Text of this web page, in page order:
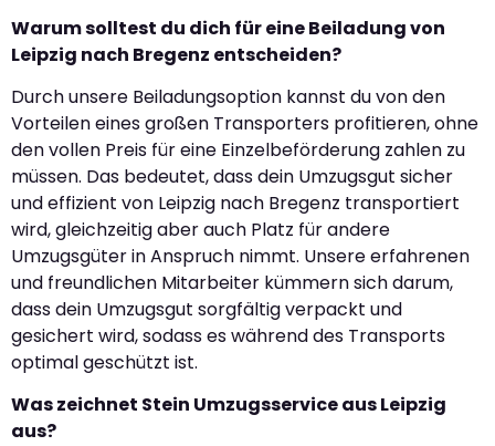
Warum solltest du dich für eine Beiladung von
Leipzig nach Bregenz entscheiden?
Durch unsere Beiladungsoption kannst du von den
Vorteilen eines großen Transporters profitieren, ohne
den vollen Preis für eine Einzelbeförderung zahlen zu
müssen. Das bedeutet, dass dein Umzugsgut sicher
und effizient von Leipzig nach Bregenz transportiert
wird, gleichzeitig aber auch Platz für andere
Umzugsgüter in Anspruch nimmt. Unsere erfahrenen
und freundlichen Mitarbeiter kümmern sich darum,
dass dein Umzugsgut sorgfältig verpackt und
gesichert wird, sodass es während des Transports
optimal geschützt ist.
Was zeichnet Stein Umzugsservice aus Leipzig
aus?